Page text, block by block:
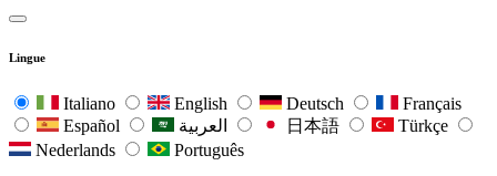
Lingue
Italiano English Deutsch
Français
Español
日本語
Türkçe
Nederlands
Português